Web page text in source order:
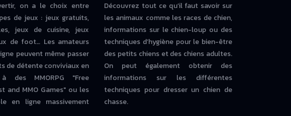
on a le choix entre
de jeux : jeux gratuits,
jeux de cuisine, jeux
de foot… Les amateurs
peuvent même passer
de détente conviviaux en
à des MMORPG "Free
and MMO Games" ou les
en ligne massivement
Découvrez tout ce qu’il faut savoir sur
les animaux comme les races de chien,
informations sur le chien-loup ou des
techniques d’hygiène pour le bien-être
des petits chiens et des chiens adultes.
On peut également obtenir des
informations sur les différentes
techniques pour dresser un chien de
chasse.